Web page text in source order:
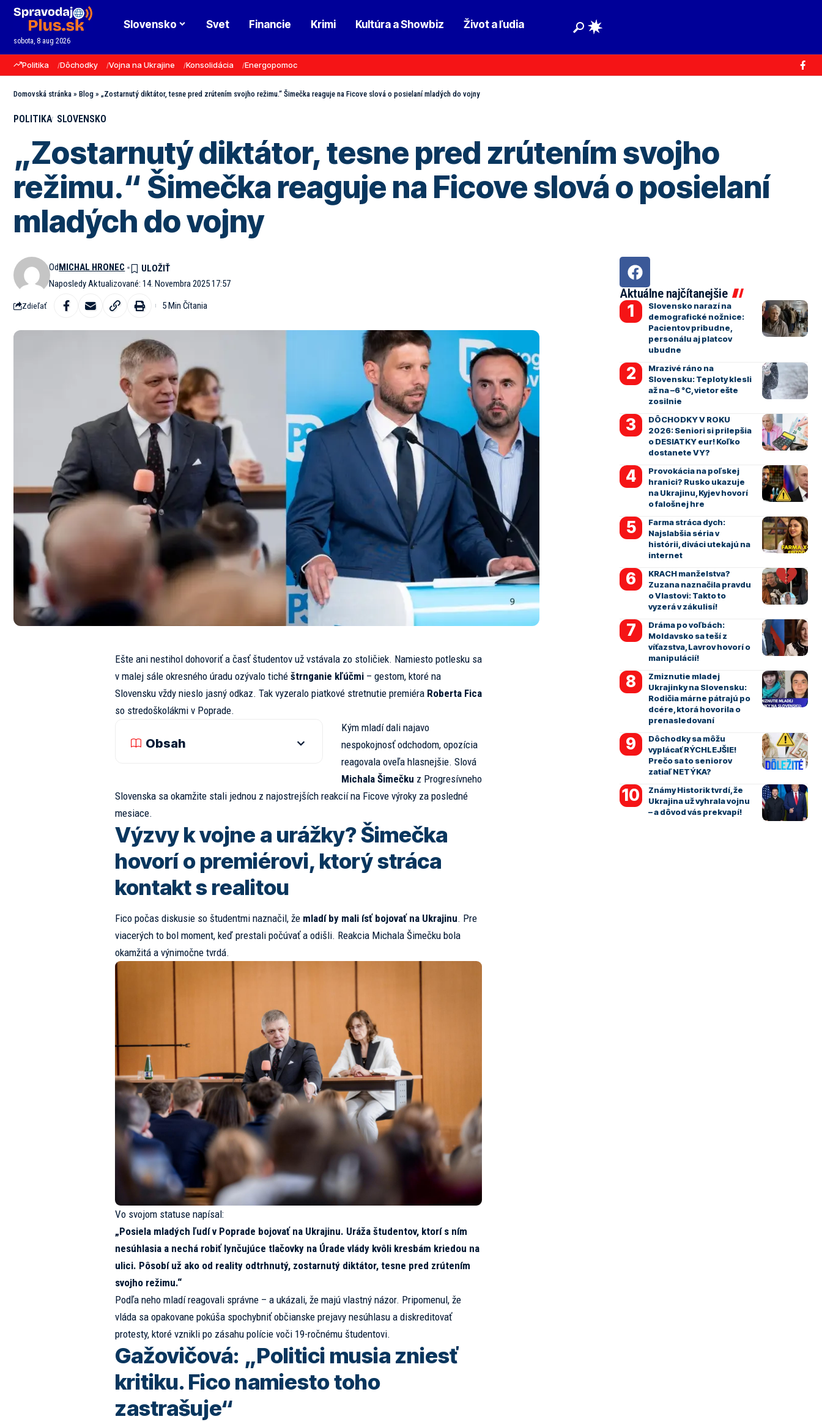
sobota, 8 aug 2026
Slovensko Svet Financie Krimi Kultúra a Showbiz Život a ľudia
Politika Dôchodky Vojna na Ukrajine Konsolidácia Energopomoc
Domovská stránka » Blog » „Zostarnutý diktátor, tesne pred zrútením svojho režimu.“ Šimečka reaguje na Ficove slová o posielaní mladých do vojny
POLITIKA SLOVENSKO
„Zostarnutý diktátor, tesne pred zrútením svojho
režimu.“ Šimečka reaguje na Ficove slová o posielaní
mladých do vojny
Naposledy Aktualizované: 14. Novembra 2025 17:57
OdMICHAL HRONEC
Zdieľať 5 Min Čítania
Ešte ani nestihol dohovoriť a časť študentov už vstávala zo stoličiek. Namiesto potlesku sa
v malej sále okresného úradu ozývalo tiché štrnganie kľúčmi– gestom, ktoré na
Slovensku vždy nieslo jasný odkaz. Tak vyzeralo piatkové stretnutie premiéra Roberta Fica
so stredoškolákmi v Poprade.
Obsah
Kým mladí dali najavo
nespokojnosť odchodom, opozícia
reagovala oveľa hlasnejšie. Slová
Michala Šimečku z Progresívneho
Slovenska sa okamžite stali jednou z najostrejších reakcií na Ficove výroky za posledné
mesiace.
Výzvy k vojne a urážky? Šimečka
hovorí o premiérovi, ktorý stráca
kontakt s realitou
Fico počas diskusie so študentmi naznačil, že mladí by mali ísť bojovať na Ukrajinu. Pre
viacerých to bol moment, keď prestali počúvať a odišli. Reakcia Michala Šimečku bola
okamžitá a výnimočne tvrdá.
Vo svojom statuse napísal:
„Posiela mladých ľudí v Poprade bojovať na Ukrajinu. Uráža študentov, ktorí s ním
nesúhlasia a nechá robiť lynčujúce tlačovky na Úrade vlády kvôli kresbám kriedou na
ulici. Pôsobí už ako od reality odtrhnutý, zostarnutý diktátor, tesne pred zrútením
svojho režimu.“
Podľa neho mladí reagovali správne – a ukázali, že majú vlastný názor. Pripomenul, že
vláda sa opakovane pokúša spochybniť občianske prejavy nesúhlasu a diskreditovať
protesty, ktoré vznikli po zásahu polície voči 19-ročnému študentovi.
Gažovičová: „Politici musia zniesť
kritiku. Fico namiesto toho
zastrašuje“
Aktuálne najčítanejšie
Slovensko narazí na
demografické nožnice:
Pacientov pribudne,
personálu aj platcov
ubudne
Mrazivé ráno na
Slovensku: Teploty klesli
až na –6 °C, vietor ešte
zosilnie
DÔCHODKY V ROKU
2026: Seniori si prilepšia
o DESIATKY eur! Koľko
dostanete VY?
Provokácia na poľskej
hranici? Rusko ukazuje
na Ukrajinu, Kyjev hovorí
o falošnej hre
Farma stráca dych:
Najslabšia séria v
histórii, diváci utekajú na
internet
KRACH manželstva?
Zuzana naznačila pravdu
o Vlastovi: Takto to
vyzerá v zákulisí!
Dráma po voľbách:
Moldavsko sa teší z
víťazstva, Lavrov hovorí o
manipulácií!
Zmiznutie mladej
Ukrajinky na Slovensku:
Rodičia márne pátrajú po
dcére, ktorá hovorila o
prenasledovaní
Dôchodky sa môžu
vyplácať RÝCHLEJŠIE!
Prečo sa to seniorov
zatiaľ NETÝKA?
Známy Historik tvrdí, že
Ukrajina už vyhrala vojnu
– a dôvod vás prekvapí!